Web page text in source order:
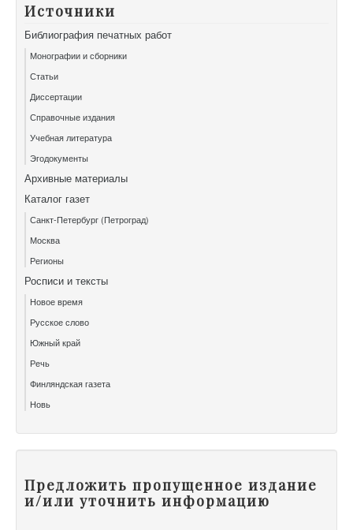
Источники
Библиография печатных работ
Монографии и сборники
Статьи
Диссертации
Справочные издания
Учебная литература
Эгодокументы
Архивные материалы
Каталог газет
Санкт-Петербург (Петроград)
Москва
Регионы
Росписи и тексты
Новое время
Русское слово
Южный край
Речь
Финляндская газета
Новь
Предложить пропущенное издание
и/или уточнить информацию